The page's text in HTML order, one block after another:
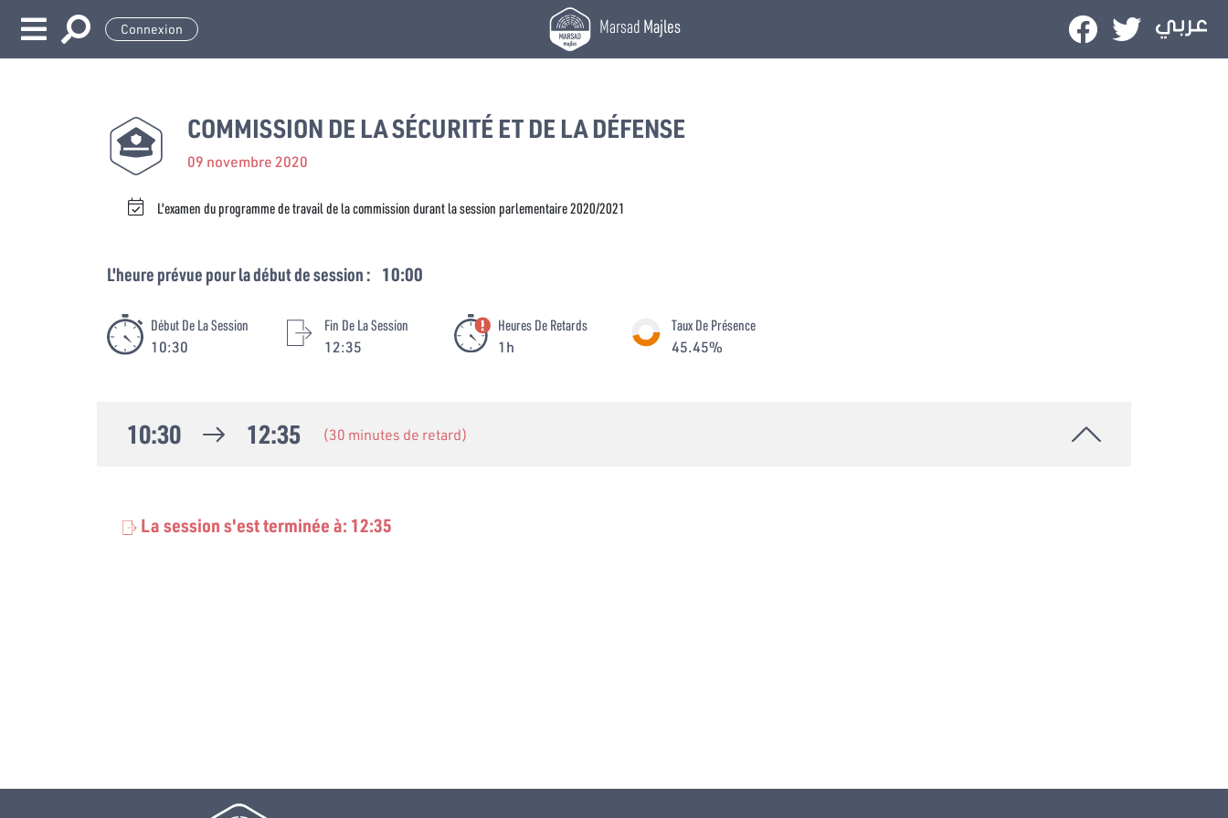
Connexion MarsadMajles
COMMISSION DE LA SÉCURITÉ ET DE LA DÉFENSE
09 novembre 2020
L'examen du programme de travail de la commission durant la session parlementaire 2020/2021
L'heure prévue pour la début de session : 10:00
Début De La Session
10:30
Fin De La Session
12:35
Heures De Retards
1h
Taux De Présence
45.45%
10:30 12:35 (30 minutes de retard)
La session s'est terminée à: 12:35